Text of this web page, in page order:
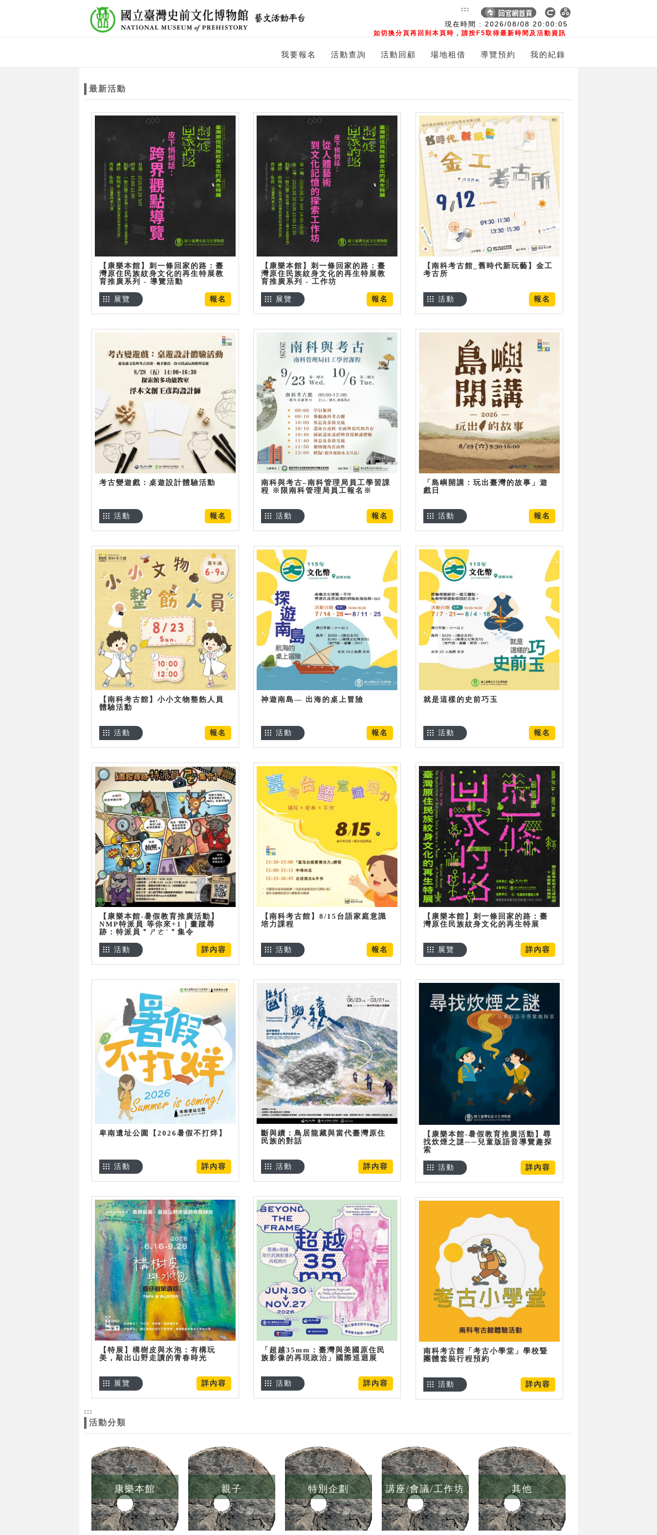
現在時間 : 2026/08/08 20:00:06
如切換分頁再回到本頁時，請按F5取得最新時間及活動資訊
:::
我要報名 活動查詢 活動回顧 場地租借 導覽預約 我的紀錄
最新活動
【康樂本館】刺一條回家的路：臺
灣原住民族紋身文化的再生特展教
育推廣系列 - 導覽活動
報名
展覽
【康樂本館】刺一條回家的路：臺
灣原住民族紋身文化的再生特展教
育推廣系列 - 工作坊
報名
展覽
【南科考古館_舊時代新玩藝】金工
考古所
報名
活動
考古變遊戲：桌遊設計體驗活動
報名
活動
南科與考古–南科管理局員工學習課
程 ※限南科管理局員工報名※
報名
活動
「島嶼開講：玩出臺灣的故事」遊
戲日
報名
活動
【南科考古館】小小文物整飭人員
體驗活動
報名
活動
神遊南島— 出海的桌上冒險
報名
活動
就是這樣的史前巧玉
報名
活動
【康樂本館-暑假教育推廣活動】
NMP特派員 等你來+1｜畫蹤尋
跡：特派員＂ㄕㄜˋ＂集令
詳內容
活動
【南科考古館】8/15台語家庭意識
培力課程
報名
活動
【康樂本館】刺一條回家的路：臺
灣原住民族紋身文化的再生特展
詳內容
展覽
卑南遺址公園【2026暑假不打烊】
詳內容
活動
斷與續：鳥居龍藏與當代臺灣原住
民族的對話
詳內容
活動
【康樂本館-暑假教育推廣活動】尋
找炊煙之謎──兒童版語音導覽趣探
索
詳內容
活動
【特展】構樹皮與水泡：有構玩
美，敲出山野走讀的青春時光
詳內容
展覽
「超越35mm：臺灣與美國原住民
族影像的再現政治」國際巡迴展
詳內容
活動
南科考古館「考古小學堂」學校暨
團體套裝行程預約
詳內容
活動
:::
活動分類
康樂本館 親子 特別企劃 講座/會議/工作坊 其他